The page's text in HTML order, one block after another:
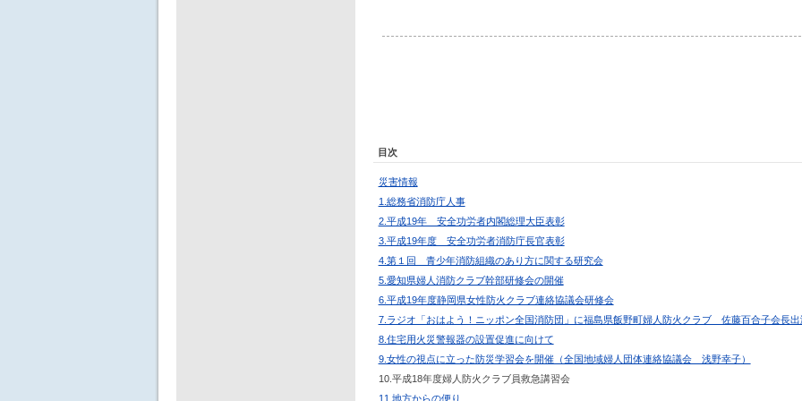
目次
災害情報
1.総務省消防庁人事
2.平成19年 安全功労者内閣総理大臣表彰
3.平成19年度 安全功労者消防庁長官表彰
4.第１回 青少年消防組織のあり方に関する研究会
5.愛知県婦人消防クラブ幹部研修会の開催
6.平成19年度静岡県女性防火クラブ連絡協議会研修会
7.ラジオ「おはよう！ニッポン全国消防団」に福島県飯野町婦人防火クラブ 佐藤百合子会長出
8.住宅用火災警報器の設置促進に向けて
9.女性の視点に立った防災学習会を開催（全国地域婦人団体連絡協議会 浅野幸子）
10.平成18年度婦人防火クラブ員救急講習会
11.地方からの便り